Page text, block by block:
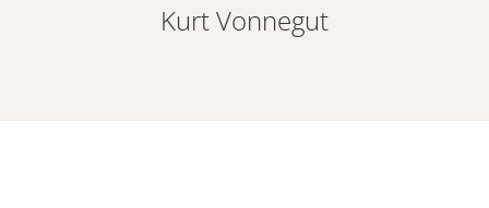
Kurt Vonnegut